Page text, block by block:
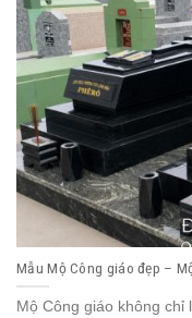
Mẫu Mộ Công giáo đẹp –
Mộ Công giáo không